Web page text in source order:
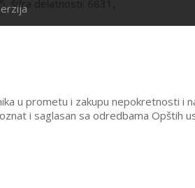
šifra delatnosti: 6831,
u prometu i zakupu nepokretnosti i
i saglasan sa odredbama Opštih